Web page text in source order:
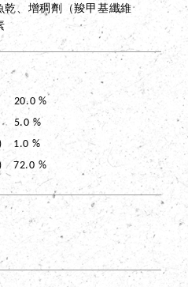
、增稠劑（羧甲基纖維
20.0 %
5.0 %
1.0 %
%